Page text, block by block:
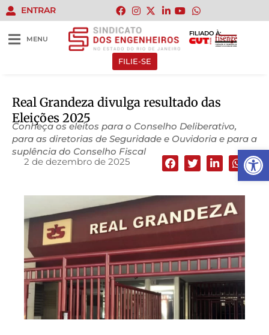
Abrir
ENTRAR
MENU
FILIADO À:
FILIE-SE
Real Grandeza divulga resultado das
Eleições 2025
Conheça os eleitos para o Conselho Deliberativo,
para as diretorias de Seguridade e Ouvidoria e para a
suplência do Conselho Fiscal
2 de dezembro de 2025